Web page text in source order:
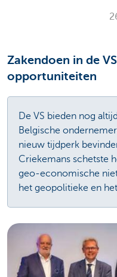
Zakendoen in de
opportuniteiten
De VS bieden nog
Belgische
nieuw tijdperk
Criekemans schetste
geo-economische
het geopolitieke en